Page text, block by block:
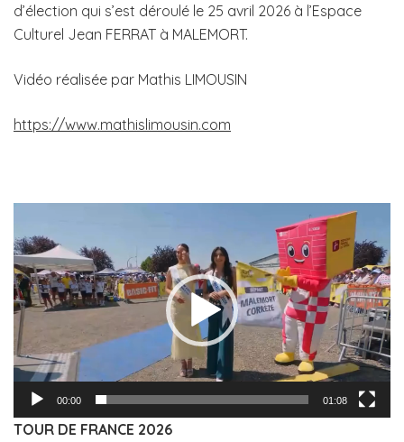
d’élection qui s’est déroulé le 25 avril 2026 à l’Espace
Culturel Jean FERRAT à MALEMORT.
Vidéo réalisée par Mathis LIMOUSIN
https://www.mathislimousin.com
vidéo
00:00 01:08
TOUR DE FRANCE 2026